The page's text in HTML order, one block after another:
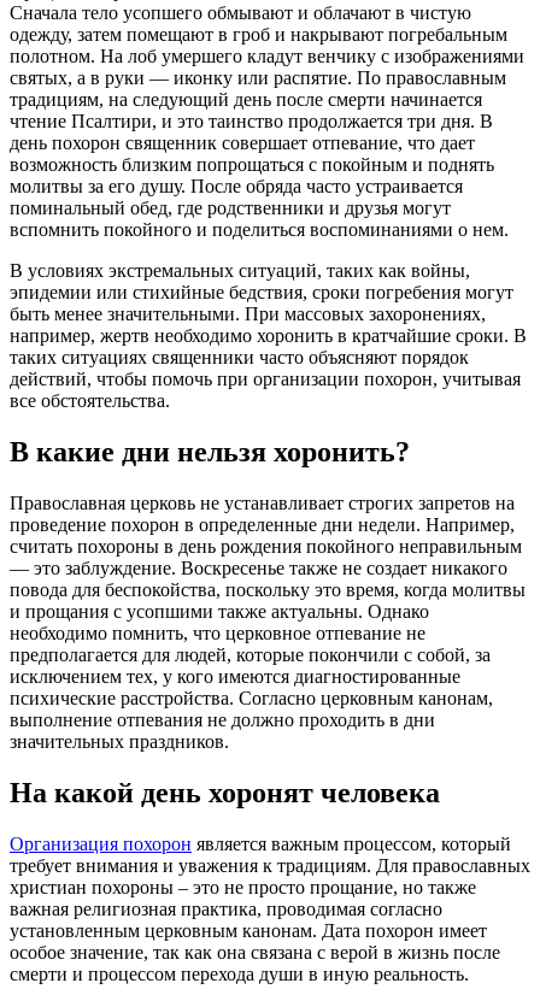
Сначала тело усопшего обмывают и облачают в чистую
одежду, затем помещают в гроб и накрывают погребальным
полотном. На лоб умершего кладут венчику с изображениями
святых, а в руки — иконку или распятие. По православным
традициям, на следующий день после смерти начинается
чтение Псалтири, и это таинство продолжается три дня. В
день похорон священник совершает отпевание, что дает
возможность близким попрощаться с покойным и поднять
молитвы за его душу. После обряда часто устраивается
поминальный обед, где родственники и друзья могут
вспомнить покойного и поделиться воспоминаниями о нем.
В условиях экстремальных ситуаций, таких как войны,
эпидемии или стихийные бедствия, сроки погребения могут
быть менее значительными. При массовых захоронениях,
например, жертв необходимо хоронить в кратчайшие сроки. В
таких ситуациях священники часто объясняют порядок
действий, чтобы помочь при организации похорон, учитывая
все обстоятельства.
В какие дни нельзя хоронить?
Православная церковь не устанавливает строгих запретов на
проведение похорон в определенные дни недели. Например,
считать похороны в день рождения покойного неправильным
— это заблуждение. Воскресенье также не создает никакого
повода для беспокойства, поскольку это время, когда молитвы
и прощания с усопшими также актуальны. Однако
необходимо помнить, что церковное отпевание не
предполагается для людей, которые покончили с собой, за
исключением тех, у кого имеются диагностированные
психические расстройства. Согласно церковным канонам,
выполнение отпевания не должно проходить в дни
значительных праздников.
На какой день хоронят человека
Организация похорон является важным процессом, который
требует внимания и уважения к традициям. Для православных
христиан похороны – это не просто прощание, но также
важная религиозная практика, проводимая согласно
установленным церковным канонам. Дата похорон имеет
особое значение, так как она связана с верой в жизнь после
смерти и процессом перехода души в иную реальность.